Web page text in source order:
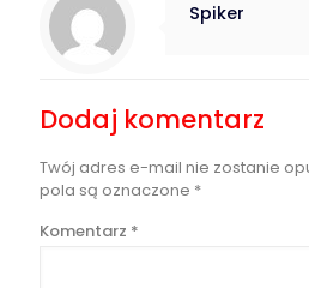
Spiker
Dodaj komentarz
Twój adres e-mail nie zostanie
pola są oznaczone *
Komentarz *